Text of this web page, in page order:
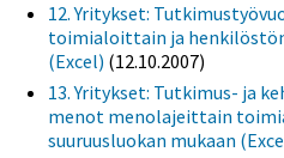
12. Yritykset:
toimialoittain ja
(Excel) (12.10.2007)
13. Yritykset: Tutkimus- ja
menot menolajeittain
suuruusluokan mukaan